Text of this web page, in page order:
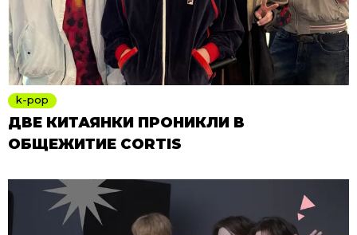
k-pop
ДВЕ КИТАЯНКИ ПРОНИКЛИ В
ОБЩЕЖИТИЕ CORTIS